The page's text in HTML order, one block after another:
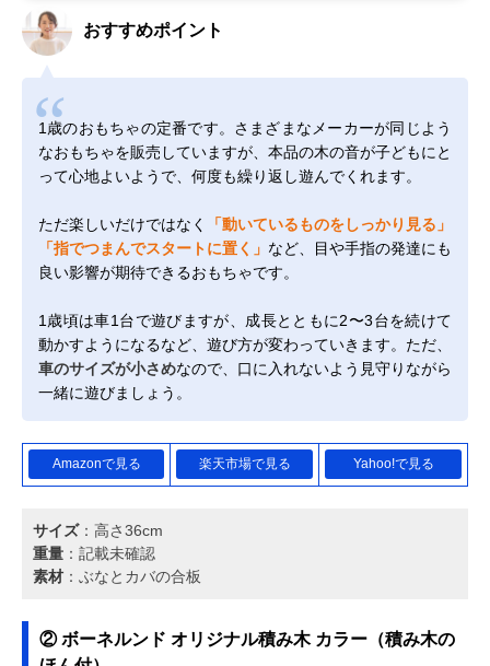
おすすめポイント
1歳のおもちゃの定番です。さまざまなメーカーが同じよう
なおもちゃを販売していますが、本品の木の音が子どもにと
って心地よいようで、何度も繰り返し遊んでくれます。
ただ楽しいだけではなく
「動いているものをしっかり見る」
「指でつまんでスタートに置く」 など、目や手指の発達にも
良い影響が期待できるおもちゃです。
1歳頃は車1台で遊びますが、成長とともに2〜3台を続けて
動かすようになるなど、遊び方が変わっていきます。ただ、
車のサイズが小さめなので、口に入れないよう見守りながら
一緒に遊びましょう。
Amazonで見る 楽天市場で見る Yahoo!で見る
サイズ：高さ36cm
重量 ：記載未確認
素材 ：ぶなとカバの合板
② ボーネルンド オリジナル積み木 カラー（積み木の